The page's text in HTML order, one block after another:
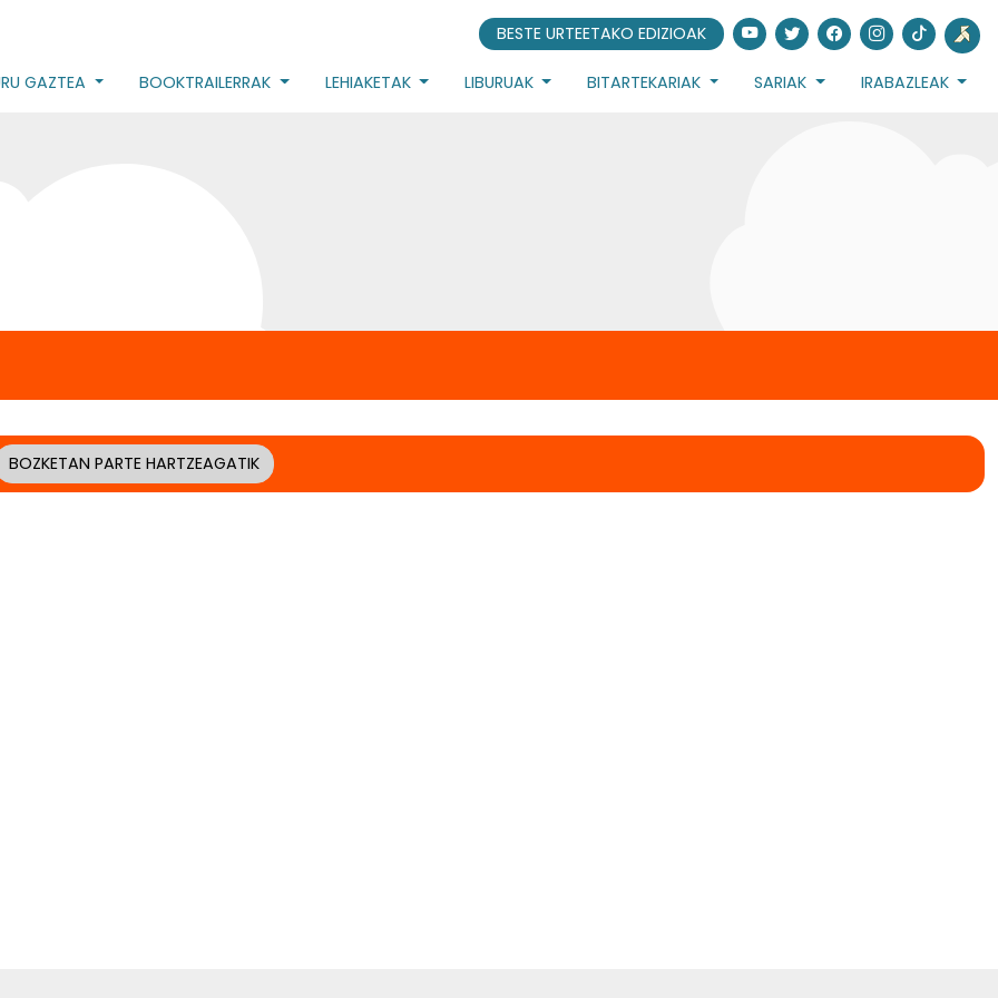
BESTE URTEETAKO EDIZIOAK
GAZTEA BOOKTRAILERRAK LEHIAKETAK LIBURUAK BITARTEKARIAK SARIAK IRABAZLEAK
BOZKETAN PARTE HARTZEAGATIK